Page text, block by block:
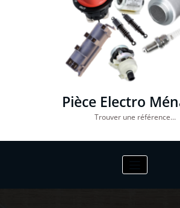
Pièce Electro
Trouver une référence…